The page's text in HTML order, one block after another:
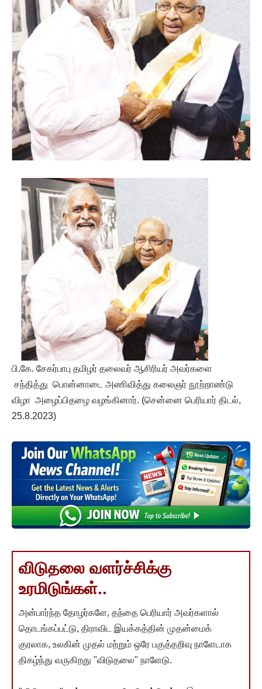
பி.கே. சேகர்பாபு தமிழர் தலைவர் ஆசிரியர் அவர்களை
சந்தித்து பொன்னாடை அணிவித்து கலைஞர் நூற்றாண்டு
விழா அழைப்பிதழை வழங்கினார். (சென்னை பெரியார் திடல்,
25.8.2023)
விடுதலை வளர்ச்சிக்கு
உரமிடுங்கள்..
அன்பார்ந்த தோழர்களே, தந்தை பெரியார் அவர்களால்
தொடங்கப்பட்டு, திராவிட இயக்கத்தின் முதன்மைக்
குரலாக, உலகின் முதல் மற்றும் ஒரே பகுத்தறிவு நாளேடாக
திகழ்ந்து வருகிறது "விடுதலை" நாளேடு.